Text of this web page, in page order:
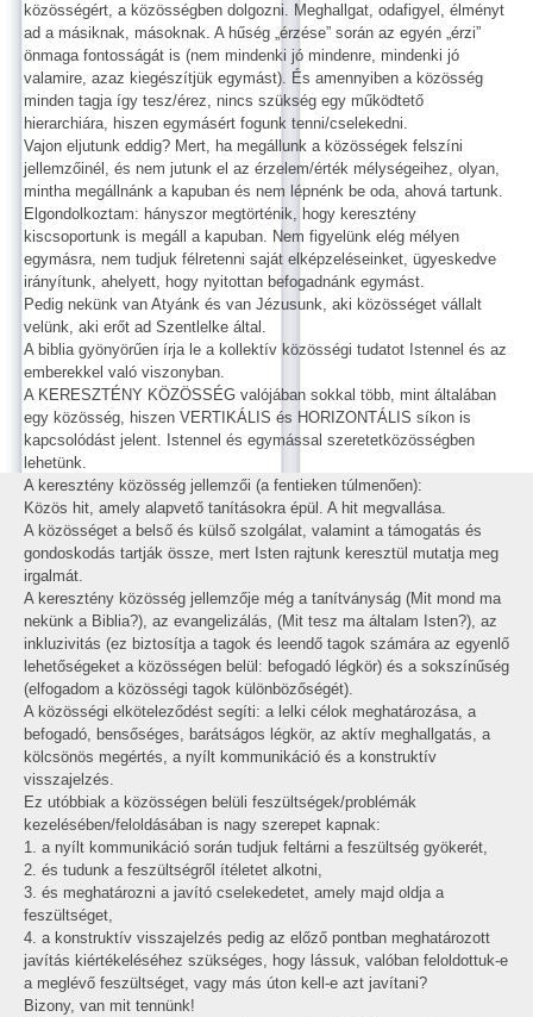
közösségért, a közösségben dolgozni. Meghallgat, odafigyel, élményt
ad a másiknak, másoknak. A hűség „érzése” során az egyén „érzi”
önmaga fontosságát is (nem mindenki jó mindenre, mindenki jó
valamire, azaz kiegészítjük egymást). És amennyiben a közösség
minden tagja így tesz/érez, nincs szükség egy működtető
hierarchiára, hiszen egymásért fogunk tenni/cselekedni.
Vajon eljutunk eddig? Mert, ha megállunk a közösségek felszíni
jellemzőinél, és nem jutunk el az érzelem/érték mélységeihez, olyan,
mintha megállnánk a kapuban és nem lépnénk be oda, ahová tartunk.
Elgondolkoztam: hányszor megtörténik, hogy keresztény
kiscsoportunk is megáll a kapuban. Nem figyelünk elég mélyen
egymásra, nem tudjuk félretenni saját elképzeléseinket, ügyeskedve
irányítunk, ahelyett, hogy nyitottan befogadnánk egymást.
Pedig nekünk van Atyánk és van Jézusunk, aki közösséget vállalt
velünk, aki erőt ad Szentlelke által.
A biblia gyönyörűen írja le a kollektív közösségi tudatot Istennel és az
emberekkel való viszonyban.
A KERESZTÉNY KÖZÖSSÉG valójában sokkal több, mint általában
egy közösség, hiszen VERTIKÁLIS és HORIZONTÁLIS síkon is
kapcsolódást jelent. Istennel és egymással szeretetközösségben
lehetünk.
A keresztény közösség jellemzői (a fentieken túlmenően):
Közös hit, amely alapvető tanításokra épül. A hit megvallása.
A közösséget a belső és külső szolgálat, valamint a támogatás és
gondoskodás tartják össze, mert Isten rajtunk keresztül mutatja meg
irgalmát.
A keresztény közösség jellemzője még a tanítványság (Mit mond ma
nekünk a Biblia?), az evangelizálás, (Mit tesz ma általam Isten?), az
inkluzivitás (ez biztosítja a tagok és leendő tagok számára az egyenlő
lehetőségeket a közösségen belül: befogadó légkör) és a sokszínűség
(elfogadom a közösségi tagok különbözőségét).
A közösségi elköteleződést segíti: a lelki célok meghatározása, a
befogadó, bensőséges, barátságos légkör, az aktív meghallgatás, a
kölcsönös megértés, a nyílt kommunikáció és a konstruktív
visszajelzés.
Ez utóbbiak a közösségen belüli feszültségek/problémák
kezelésében/feloldásában is nagy szerepet kapnak:
1. a nyílt kommunikáció során tudjuk feltárni a feszültség gyökerét,
2. és tudunk a feszültségről ítéletet alkotni,
3. és meghatározni a javító cselekedetet, amely majd oldja a
feszültséget,
4. a konstruktív visszajelzés pedig az előző pontban meghatározott
javítás kiértékeléséhez szükséges, hogy lássuk, valóban feloldottuk-e
a meglévő feszültséget, vagy más úton kell-e azt javítani?
Bizony, van mit tennünk!